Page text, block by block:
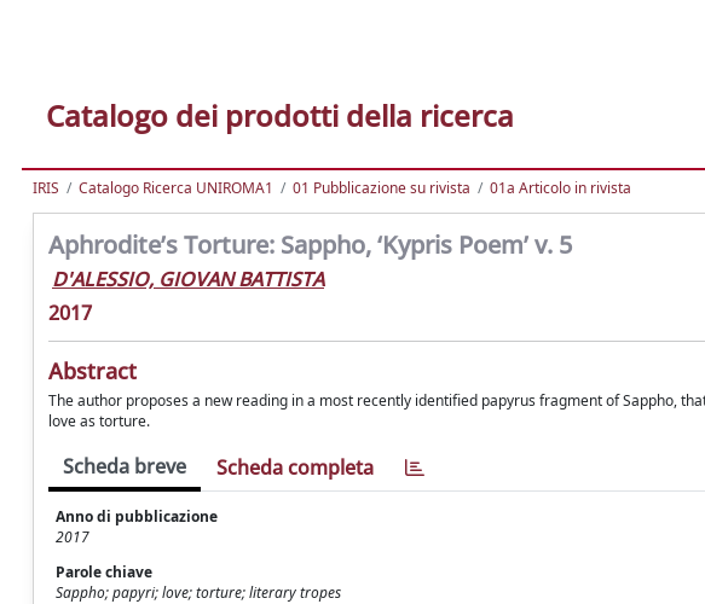
Catalogo dei prodotti della ricerca
IRIS Catalogo Ricerca UNIROMA1 01 Pubblicazione su rivista 01a Articolo in rivista
Aphrodite’s Torture: Sappho, ‘Kypris Poem’ v. 5
D'ALESSIO, GIOVAN BATTISTA
2017
Abstract
The author proposes a new reading in a most recently identified papyrus fragment of Sappho,
love as torture.
Scheda breve Scheda completa
Anno di pubblicazione
2017
Parole chiave
Sappho; papyri; love; torture; literary tropes